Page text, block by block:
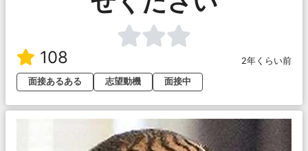
108
2年くらい前
面接あるある
志望動機 面接中